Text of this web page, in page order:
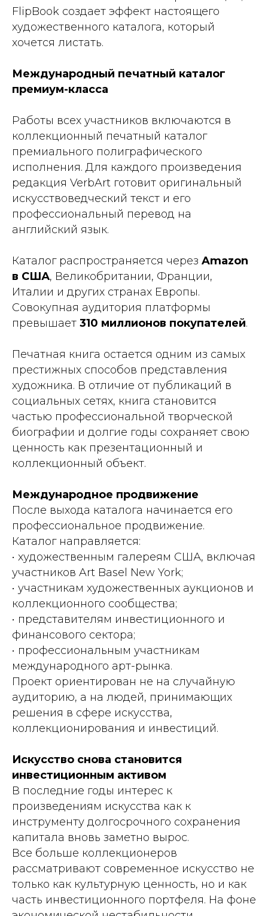
FlipBook создает эффект настоящего
художественного каталога, который
хочется листать.
Международный печатный каталог
премиум-класса
Работы всех участников включаются в
коллекционный печатный каталог
премиального полиграфического
исполнения. Для каждого произведения
редакция VerbArt готовит оригинальный
искусствоведческий текст и его
профессиональный перевод на
английский язык.
Каталог распространяется через Amazon
в США, Великобритании, Франции,
Италии и других странах Европы.
Совокупная аудитория платформы
превышает 310 миллионов покупателей.
Печатная книга остается одним из самых
престижных способов представления
художника. В отличие от публикаций в
социальных сетях, книга становится
частью профессиональной творческой
биографии и долгие годы сохраняет свою
ценность как презентационный и
коллекционный объект.
Международное продвижение
После выхода каталога начинается его
профессиональное продвижение.
Каталог направляется:
• художественным галереям США, включая
участников Art Basel New York;
• участникам художественных аукционов и
коллекционного сообщества;
• представителям инвестиционного и
финансового сектора;
• профессиональным участникам
международного арт-рынка.
Проект ориентирован не на случайную
аудиторию, а на людей, принимающих
решения в сфере искусства,
коллекционирования и инвестиций.
Искусство снова становится
инвестиционным активом
В последние годы интерес к
произведениям искусства как к
инструменту долгосрочного сохранения
капитала вновь заметно вырос.
Все больше коллекционеров
рассматривают современное искусство не
только как культурную ценность, но и как
часть инвестиционного портфеля. На фоне